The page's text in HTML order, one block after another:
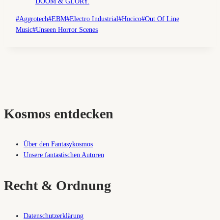
Schlagworte:
#Aggrotech#EBM#Electro Industrial#Hocico#Out Of Line
Music#Unseen Horror Scenes
Kosmos entdecken
Über den Fantasykosmos
Unsere fantastischen Autoren
Recht & Ordnung
Datenschutzerklärung